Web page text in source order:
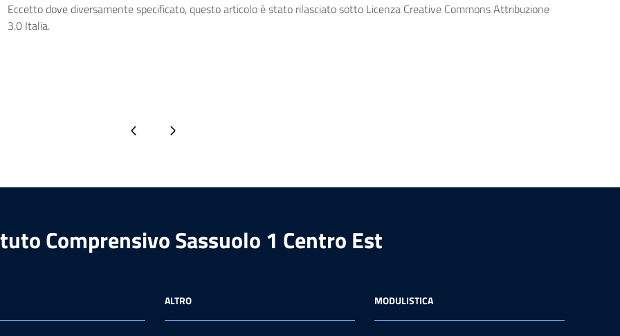
Eccetto dove diversamente specificato, questo articolo è stato rilasciato sotto Licenza Creative Commons Attribuzione
3.0 Italia.
Pagina precedentePagina successiva
Comprensivo Sassuolo 1 Centro Est
ALTRO MODULISTICA